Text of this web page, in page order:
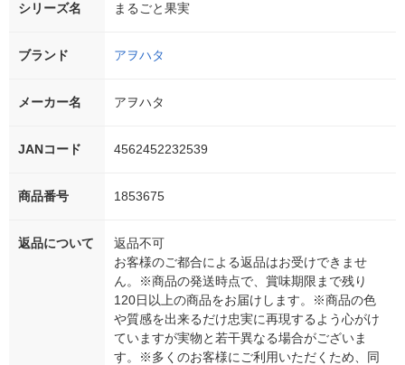
シリーズ名 まるごと果実
ブランド アヲハタ
メーカー名 アヲハタ
JANコード 4562452232539
商品番号 1853675
返品について
返品不可
お客様のご都合による返品はお受けできませ
ん。※商品の発送時点で、賞味期限まで残り
120日以上の商品をお届けします。※商品の色
や質感を出来るだけ忠実に再現するよう心がけ
ていますが実物と若干異なる場合がございま
す。※多くのお客様にご利用いただくため、同